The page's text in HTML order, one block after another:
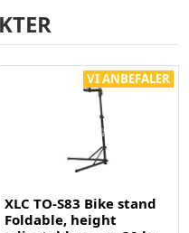
VI ANBEFALER
XLC TO-S83 Bike stand
Foldable, height